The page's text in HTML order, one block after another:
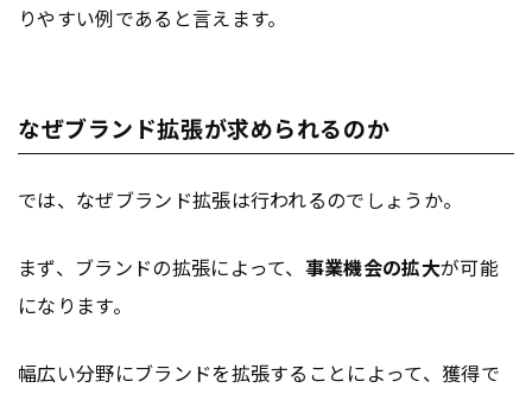
りやすい例であると言えます。
なぜブランド拡張が求められるのか
では、なぜブランド拡張は行われるのでしょうか。
まず、ブランドの拡張によって、 事業機会の拡大が可能
になります。
幅広い分野にブランドを拡張することによって、獲得で